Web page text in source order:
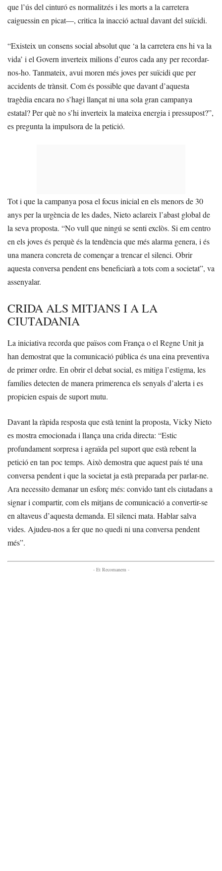
que l’ús del cinturó es normalitzés i les morts a la carretera
caiguessin en picat—, critica la inacció actual davant del suïcidi.
“Existeix un consens social absolut que ‘a la carretera ens hi va la
vida’ i el Govern inverteix milions d’euros cada any per recordar-
nos-ho. Tanmateix, avui moren més joves per suïcidi que per
accidents de trànsit. Com és possible que davant d’aquesta
tragèdia encara no s’hagi llançat ni una sola gran campanya
estatal? Per què no s’hi inverteix la mateixa energia i pressupost?”,
es pregunta la impulsora de la petició.
Tot i que la campanya posa el focus inicial en els menors de 30
anys per la urgència de les dades, Nieto aclareix l’abast global de
la seva proposta. “No vull que ningú se senti exclòs. Si em centro
en els joves és perquè és la tendència que més alarma genera, i és
una manera concreta de començar a trencar el silenci. Obrir
aquesta conversa pendent ens beneficiarà a tots com a societat”, va
assenyalar.
CRIDA ALS MITJANS I A LA
CIUTADANIA
La iniciativa recorda que països com França o el Regne Unit ja
han demostrat que la comunicació pública és una eina preventiva
de primer ordre. En obrir el debat social, es mitiga l’estigma, les
famílies detecten de manera primerenca els senyals d’alerta i es
propicien espais de suport mutu.
Davant la ràpida resposta que està tenint la proposta, Vicky Nieto
es mostra emocionada i llança una crida directa: “Estic
profundament sorpresa i agraïda pel suport que està rebent la
petició en tan poc temps. Això demostra que aquest país té una
conversa pendent i que la societat ja està preparada per parlar-ne.
Ara necessito demanar un esforç més: convido tant els ciutadans a
signar i compartir, com els mitjans de comunicació a convertir-se
en altaveus d’aquesta demanda. El silenci mata. Hablar salva
vides. Ajudeu-nos a fer que no quedi ni una conversa pendent
més”.
- Et Recomanem -